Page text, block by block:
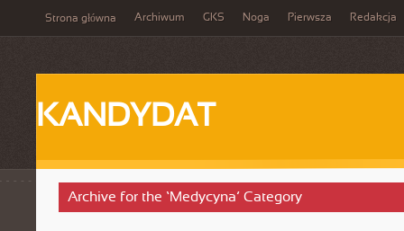
Strona główna Archiwum GKS Noga Pierwsza Redakcja
KANDYDAT
Archive for the ‘Medycyna’ Category